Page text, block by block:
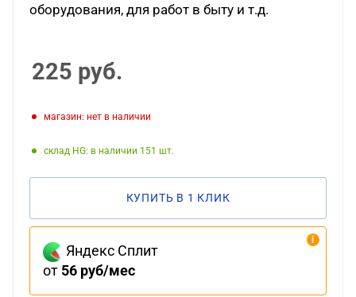
оборудования, для работ в быту и т.д.
225 руб.
Магазин: нет в наличии
Склад HG: в наличии 151
КУПИТЬ В 1 КЛИК
Яндекс Сплит
от 56 руб/мес